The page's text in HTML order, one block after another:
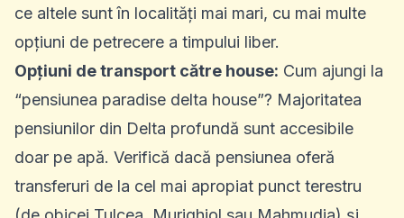
ce altele sunt în localități mai mari, cu mai multe
opțiuni de petrecere a timpului liber.
Opțiuni de transport către house: Cum ajungi la
“pensiunea paradise delta house”? Majoritatea
pensiunilor din Delta profundă sunt accesibile
doar pe apă. Verifică dacă pensiunea oferă
transferuri de la cel mai apropiat punct terestru